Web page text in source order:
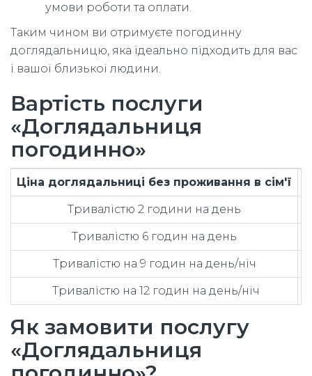
умови роботи та оплати.
Таким чином ви отримуєте погодинну
доглядальницю, яка ідеально підходить для вас
і вашої близької людини.
Вартість послуги
«Доглядальниця
погодинно»
Ціна доглядальниці без проживання в сім'ї
Тривалістю 2 години на день
Тривалістю 6 годин на день
Тривалістю на 9 годин на день/ніч
Тривалістю на 12 годин на день/ніч
Як замовити послугу
«Доглядальниця